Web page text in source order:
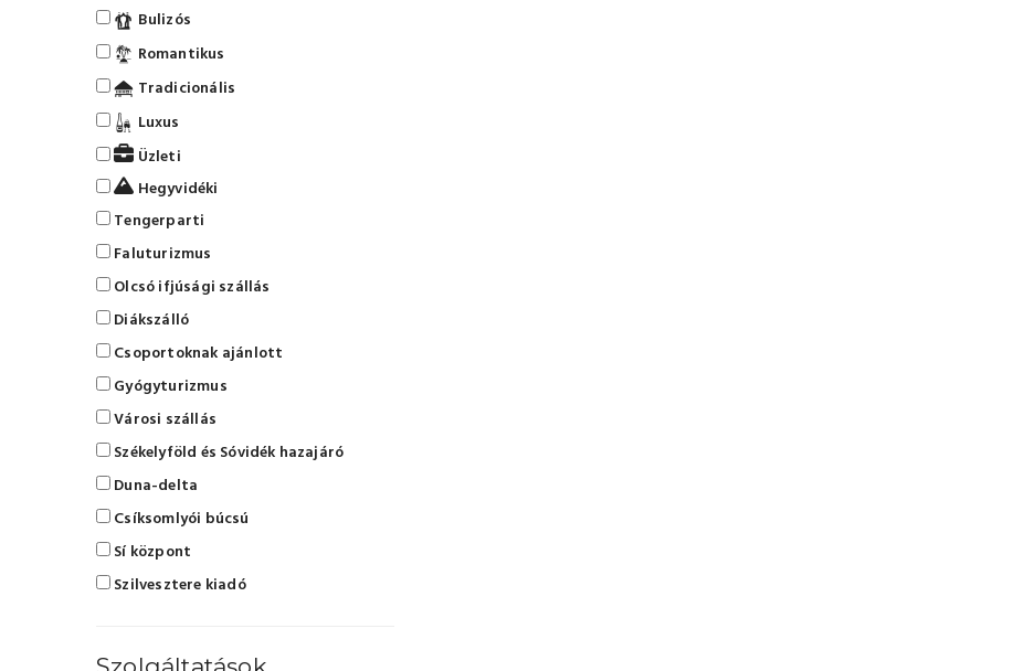
Bulizós
Romantikus
Tradicionális
Luxus
Üzleti
Hegyvidéki
Tengerparti
Faluturizmus
Olcsó ifjúsági szállás
Diákszálló
Csoportoknak ajánlott
Gyógyturizmus
Városi szállás
Székelyföld és Sóvidék hazajáró
Duna-delta
Csíksomlyói búcsú
Sí központ
Szilvesztere kiadó